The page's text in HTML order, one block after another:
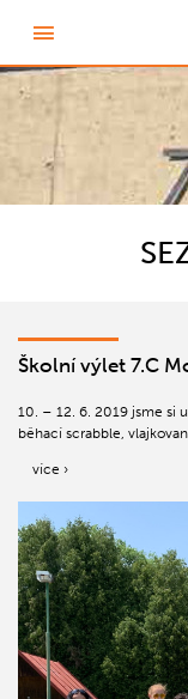
Školní výlet 7.C
10. – 12. 6. 2019 jsme si
běhací scrabble,
více ›